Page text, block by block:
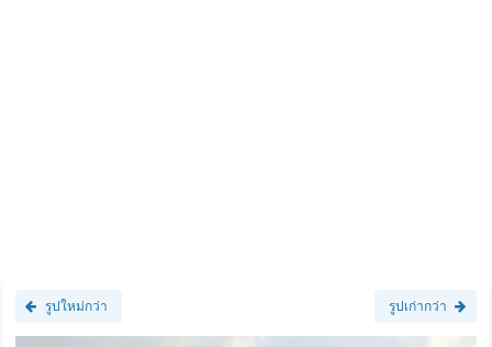
รูปใหม่กว่า รูปเก่ากว่า